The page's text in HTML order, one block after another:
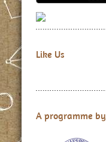
Like Us
A programme by